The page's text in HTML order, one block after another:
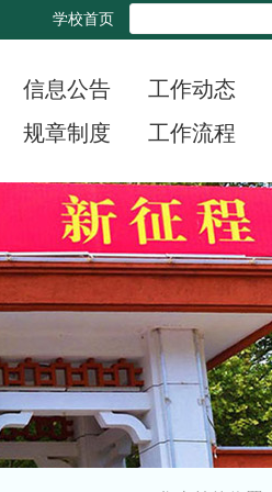
学校首页
信息公告 工作动态
规章制度
工作流程